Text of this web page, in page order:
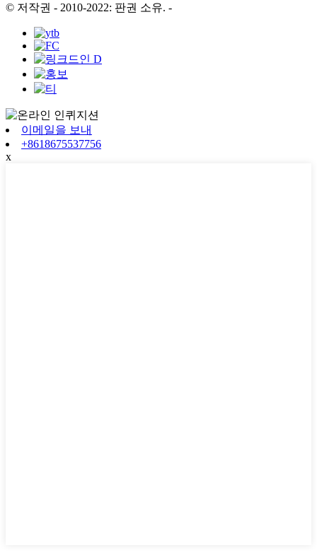
© 저작권 - 2010-2022: 판권 소유. -
이메일을 보내
+8618675537756
x